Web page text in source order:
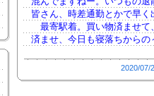
皆さん、時差通勤とかで早
最寄駅着。買い物済ませて
済ませ、今日も寝落ちからの
2020/07/